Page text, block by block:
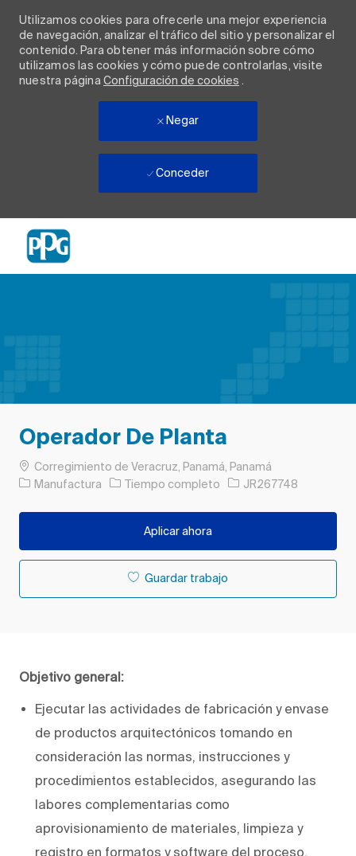
Utilizamos cookies para ofrecerle una mejor experiencia
de navegación, analizar el tráfico del sitio y personalizar el
contenido. Para obtener más información sobre cómo
utilizamos las cookies y cómo puede controlarlas, visite
nuestra página Configuración de cookies .
Negar
Conceder
Operador De Planta
Ubicación
Corregimiento de Veracruz, Panamá, Panamá
Categoría
Manufactura Tipo de trabajo
Tiempo completo ID de trabajo
JR267748
Aplicar ahora
Guardar trabajo
Objetivo general:
Ejecutar las actividades de fabricación y envase
de productos arquitectónicos tomando en
consideración las normas, instrucciones y
procedimientos establecidos, asegurando las
labores complementarias como
aprovisionamiento de materiales, limpieza y
registro en formatos y software del proceso,